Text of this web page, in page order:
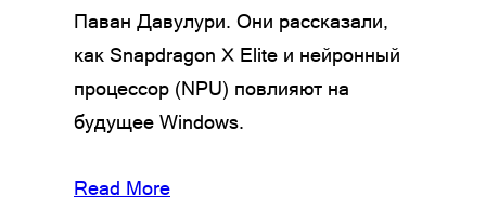
Паван Давулури. Они рассказали,
как Snapdragon X Elite и нейронный
процессор (NPU) повлияют на
будущее Windows.
Read More